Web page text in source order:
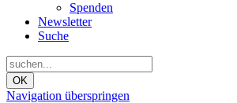
Spenden
Newsletter
Suche
OK
Navigation überspringen